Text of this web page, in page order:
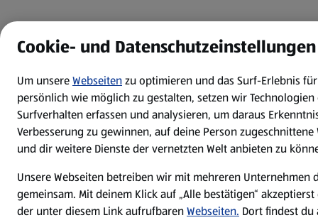
Cookie- und Datenschutzeinstellungen
Um unsereWebseitenzu optimieren und das Surf-Erlebnis
persönlich wie möglich zu gestalten, setzen wir
Surfverhalten erfassen und analysieren, um daraus
Verbesserung zu gewinnen, auf deine Person
und dir weitere Dienste der vernetzten Welt anbieten zu
Unsere Webseiten betreiben wir mit mehreren Unternehmen
gemeinsam. Mit deinem Klick auf „Alle bestätigen“
der unter diesem Link aufrufbarenWebseiten. Dort findest